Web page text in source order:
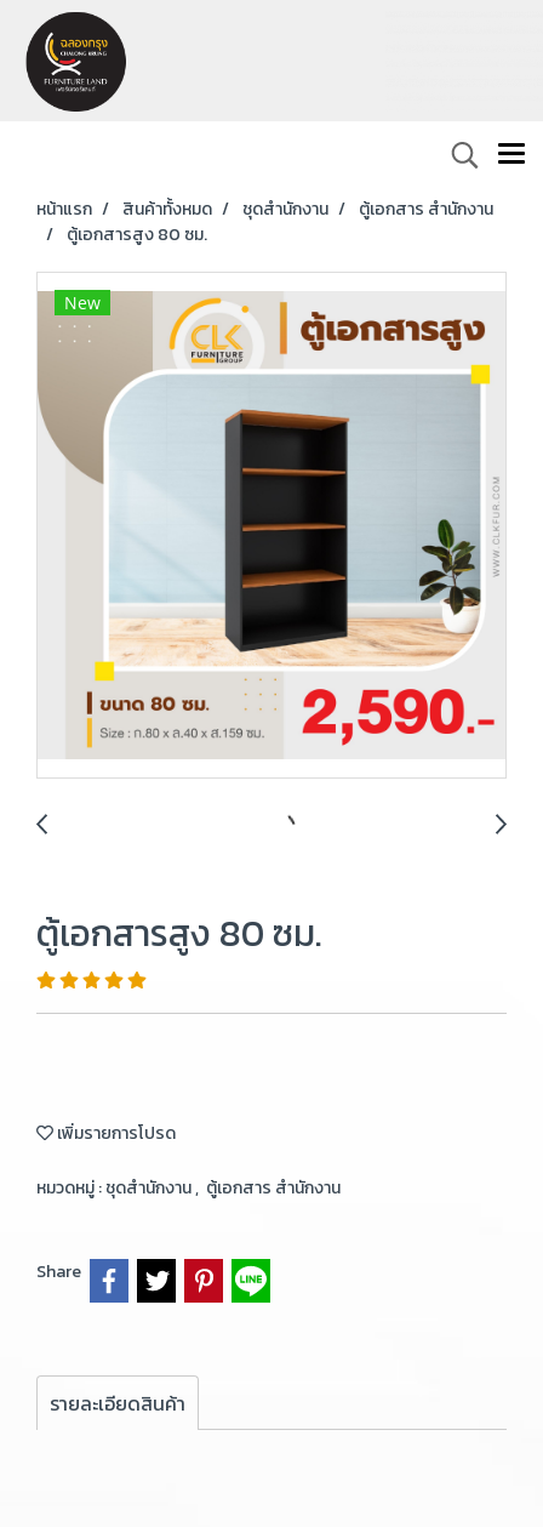
หน้าแรก สินค้าทั้งหมด ชุดสำนักงาน
ตู้เอกสาร สำนักงาน
ตู้เอกสารสูง 80 ซม.
New
ตู้เอกสารสูง 80 ซม.
เพิ่มรายการโปรด
หมวดหมู่ :ชุดสำนักงาน, ตู้เอกสาร สำนักงาน
Share
รายละเอียดสินค้า